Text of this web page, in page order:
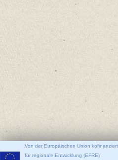
Von der Europäischen Union
für regionale Entwicklung (EFRE)